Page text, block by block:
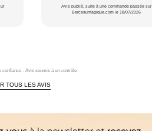
Avis publié, suite à une commande passée sur
Berceaumagique.com le 18/07/2026
confiance - Avis soumis à un contrôle
TOUS LES AVIS